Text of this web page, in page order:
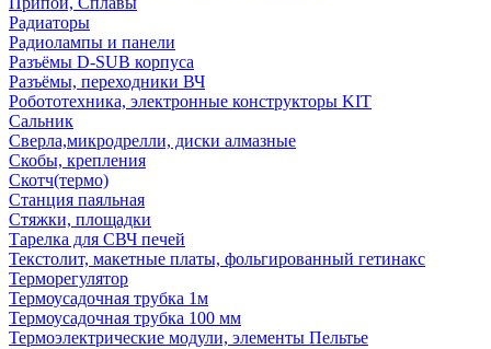
Радиаторы
Радиолампы и панели
Разъёмы D-SUB корпуса
Разъёмы, переходники ВЧ
Робототехника, электронные конструкторы KIT
Сальник
Сверла,микродрелли, диски алмазные
Скобы, крепления
Скотч(термо)
Станция паяльная
Стяжки, площадки
Тарелка для СВЧ печей
Текстолит, макетные платы, фольгированный гетинакс
Терморегулятор
Термоусадочная трубка 1м
Термоусадочная трубка 100 мм
Термоэлектрические модули, элементы Пельтье